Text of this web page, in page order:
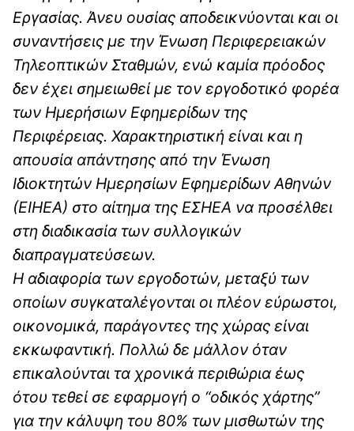
Εργασίας. Άνευ ουσίας αποδεικνύονται και οι
συναντήσεις με την Ένωση Περιφερειακών
Τηλεοπτικών Σταθμών, ενώ καμία πρόοδος
δεν έχει σημειωθεί με τον εργοδοτικό φορέα
των Ημερήσιων Εφημερίδων της
Περιφέρειας. Χαρακτηριστική είναι και η
απουσία απάντησης από την Ένωση
Ιδιοκτητών Ημερησίων Εφημερίδων Αθηνών
(ΕΙΗΕΑ) στο αίτημα της ΕΣΗΕΑ να προσέλθει
στη διαδικασία των συλλογικών
διαπραγματεύσεων.
Η αδιαφορία των εργοδοτών, μεταξύ των
οποίων συγκαταλέγονται οι πλέον εύρωστοι,
οικονομικά, παράγοντες της χώρας είναι
εκκωφαντική. Πολλώ δε μάλλον όταν
επικαλούνται τα χρονικά περιθώρια έως
ότου τεθεί σε εφαρμογή ο “οδικός χάρτης”
για την κάλυψη του 80% των μισθωτών της